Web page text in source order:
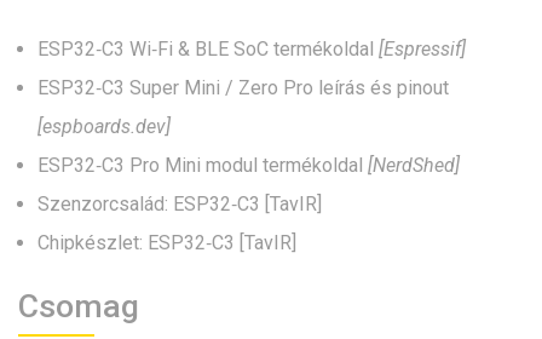
ESP32‑C3 Wi‑Fi & BLE SoC termékoldal [Espressif]
ESP32‑C3 Super Mini / Zero Pro leírás és pinout
[espboards.dev]
ESP32‑C3 Pro Mini modul termékoldal [NerdShed]
Szenzorcsalád: ESP32‑C3 [TavIR]
Chipkészlet: ESP32‑C3 [TavIR]
Csomag